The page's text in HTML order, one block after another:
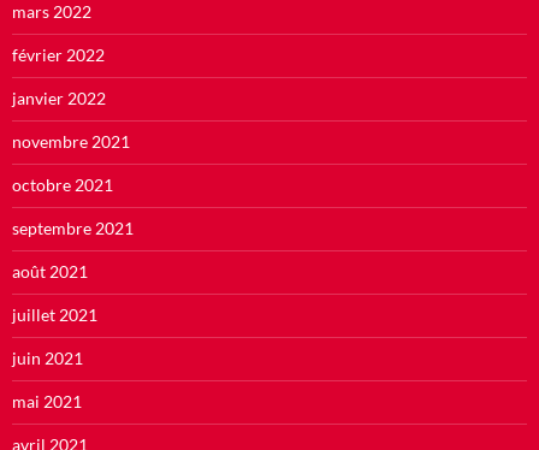
mars 2022
février 2022
janvier 2022
novembre 2021
octobre 2021
septembre 2021
août 2021
juillet 2021
juin 2021
mai 2021
avril 2021